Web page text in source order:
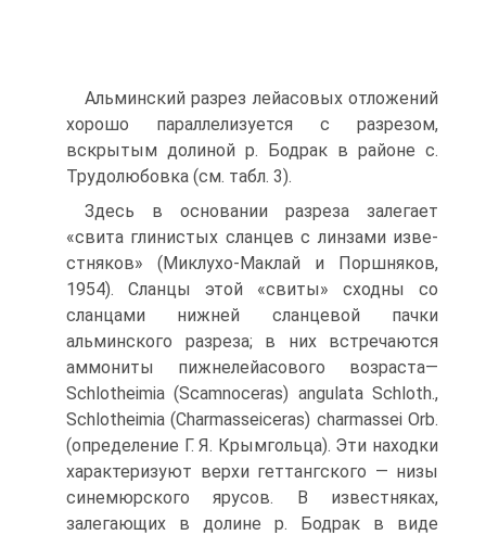
Альминский разрез лейасовых отложений
хорошо параллелизуется с разрезом,
вскрытым долиной р. Бодрак в районе с.
Трудолюбовка (см. табл. 3).
Здесь в основании разреза залегает
«свита глинистых сланцев с линзами изве­
стняков» (Миклухо-Маклай и Поршняков,
1954). Сланцы этой «свиты» сходны со
сланцами нижней сланцевой пачки
альминского разреза; в них встречаются
аммониты пижнелейасового возраста—
Schlotheimia (Scamnoceras) angulata Schloth.,
Schlot­heimia (Charmasseiceras) charmassei Orb.
(определение Г. Я. Крымгольца). Эти на­ходки
характеризуют верхи геттангского — низы
синемюрского ярусов. В известняках,
залегающих в долине р. Бодрак в виде